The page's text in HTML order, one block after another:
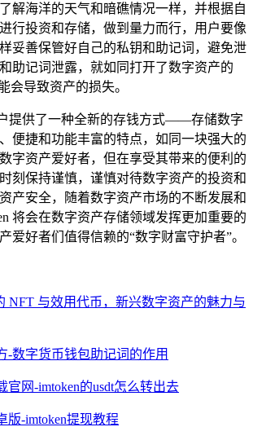
解海洋的天气和暗礁情况一样，并根据自
行投资和存储，做到量力而行，用户要像
妥善保管好自己的私钥和助记词，避免泄
助记词泄露，就如同打开了数字资产的
会导致资产的损失。
提供了一种全新的存钱方式——存储数字
便捷和功能丰富的特点，如同一块强大的
字资产爱好者，但在享受其带来的便利的
刻保持谨慎，谨慎对待数字资产的投资和
产安全，随着数字资产市场的不断发展和
将会在数字资产存储领域发挥更加重要的
爱好者们值得信赖的“数字财富守护者”。
NFT 与效用代币，新兴数字资产的魅力与
-数字货币钱包助记词的作用
官网-imtoken的usdt怎么转出去
版-imtoken提现教程